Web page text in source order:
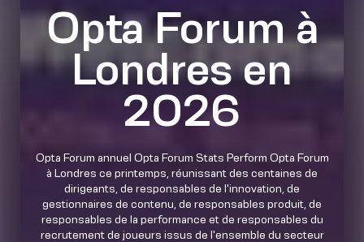
Opta Forum à
Londres en
2026
Opta Forum annuel Opta Forum Stats Perform Opta Forum
à Londres ce printemps, réunissant des centaines de
dirigeants, de responsables de l'innovation, de
gestionnaires de contenu, de responsables produit, de
responsables de la performance et de responsables du
recrutement de joueurs issus de l'ensemble du secteur